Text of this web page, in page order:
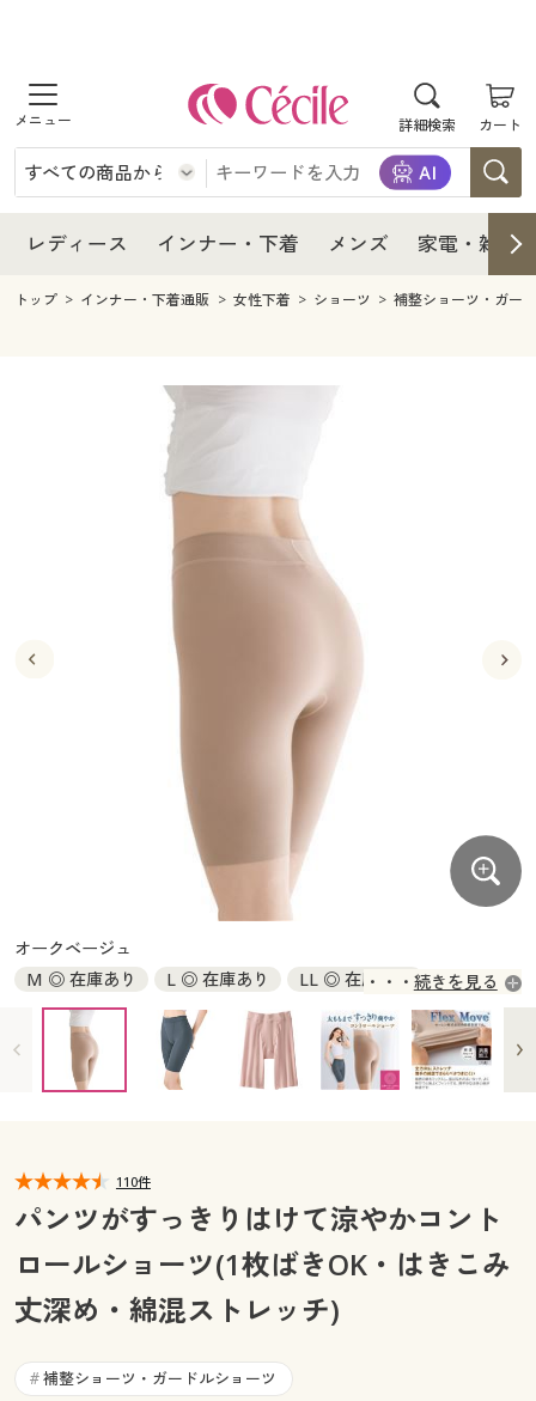
詳細検索 カート
商品を探す
レディース
レディースファッション
インナー・下着
インナー・下着通販すべて
ジュニア・ティーンズ下着
メンズ
メンズファッション
寝具・インテリア・家具
寝具・インテリア・家具通販すべて
美容・健康通販すべて
美容・健康・サプリメント
制服・スクールすべて
ジュニア・ティーンズ下着
大きいサイズ レディース服
大きいサイズ レディース下着
大きいサイズ 事務・制服
カタログ・チラシからのご注文
デジタルカタログ
カタログ無料プレゼント
マイページ
閲覧履歴
お気に入り
サポート
レディース インナー・下着 メンズ 家電・雑貨
レディース
レディース通販すべて
レディースファッション
インナー・下着
インナー・下着通販すべて
ジュニア・ティーンズ下着
メンズ
キッチン・雑貨・日用品
寝具・インテリア・家具通販すべて
カーテン・ラグ・ファブリック
美容・健康通販すべて
美容・健康・サプリメント
制服・スクール
制服・スクールすべて
ジュニア・ティーンズ下着
大きいサイズ レディース服
大きいサイズ メンズ
大きいサイズ 事務・制服
カタログ・チラシからのご注文
カタログ無料プレゼント
会員メニュー
閲覧履歴
お気に入り
サポート
ご利用ガイド
トップ インナー・下着通販 女性下着 ショーツ 補整ショーツ・ガー
オークベージュ
M ◎ 在庫あり
L ◎ 在庫あり
LL ◎ 在庫あり
3L ◎ 在庫あり
5L ◎ 在庫あり
続きを見る
110件
パンツがすっきりはけて涼やかコント
ロールショーツ(1枚ばきOK・はきこみ
丈深め・綿混ストレッチ)
# 補整ショーツ・ガードルショーツ